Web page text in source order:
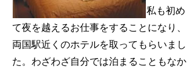
私も初め
て夜を越えるお仕事をすることになり、
両国駅近くのホテルを取ってもらいまし
た。わざわざ自分では泊まることもなか